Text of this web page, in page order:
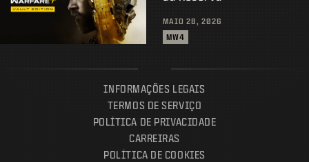
MAIO 28, 2026
MW4
INFORMAÇÕES LEGAIS
TERMOS DE SERVIÇO
POLÍTICA DE PRIVACIDADE
CARREIRAS
POLÍTICA DE COOKIES